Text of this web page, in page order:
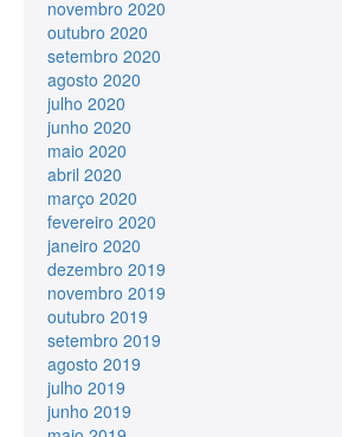
novembro 2020
outubro 2020
setembro 2020
agosto 2020
julho 2020
junho 2020
maio 2020
abril 2020
março 2020
fevereiro 2020
janeiro 2020
dezembro 2019
novembro 2019
outubro 2019
setembro 2019
agosto 2019
julho 2019
junho 2019